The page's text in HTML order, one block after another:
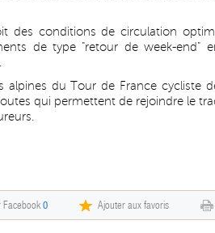
des conditions de circulation
de type "retour de week-end"
alpines du Tour de France cycliste
qui permettent de rejoindre le
Facebook0 Ajouter aux favoris